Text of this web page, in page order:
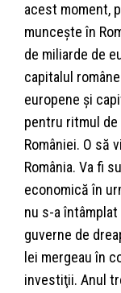
acest moment,
munceşte în
de miliarde de
capitalul
europene şi
pentru ritmul de
României. O să
România. Va fi
economică în
nu s-a
guverne de
lei mergeau în
investiţii. Anul